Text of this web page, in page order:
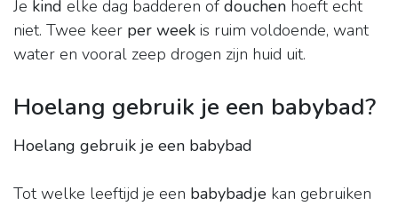
Je kind elke dag badderen of douchen hoeft echt
niet. Twee keer per week is ruim voldoende, want
water en vooral zeep drogen zijn huid uit.
Hoelang gebruik je een babybad?
Hoelang gebruik je een babybad
Tot welke leeftijd je een babybadje kan gebruiken